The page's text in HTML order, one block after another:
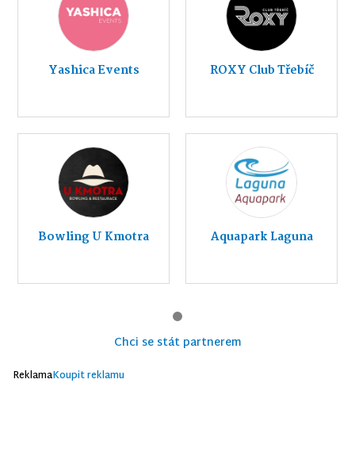
Yashica Events ROXY Club Třebíč
Bowling U Kmotra Aquapark Laguna
Chci se stát partnerem
ReklamaKoupit reklamu